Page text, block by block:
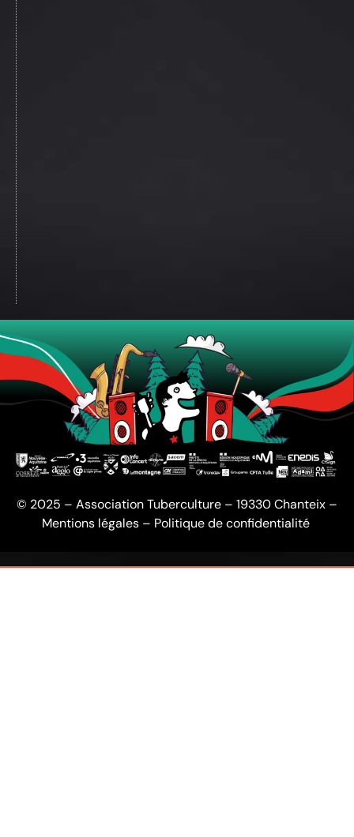
© 2025 – Association Tuberculture – 19330 Chanteix –
Mentions légales– Politique de confidentialité